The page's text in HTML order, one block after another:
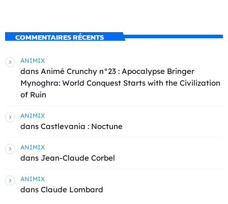
COMMENTAIRES RÉCENTS
ANIMIX
dans Animé Crunchy n°23 : Apocalypse Bringer
Mynoghra: World Conquest Starts with the Civilization
of Ruin
ANIMIX
dans Castlevania : Noctune
ANIMIX
dans Jean-Claude Corbel
ANIMIX
dans Claude Lombard